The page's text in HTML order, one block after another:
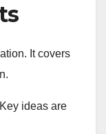
It covers
ideas are